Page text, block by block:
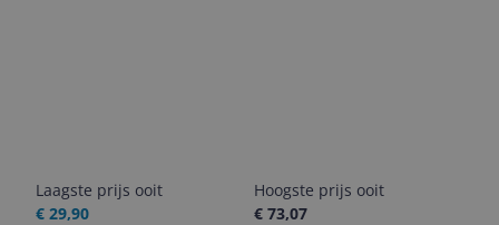
Laagste prijs ooit
€ 29,90
Hoogste prijs ooit
€ 73,07